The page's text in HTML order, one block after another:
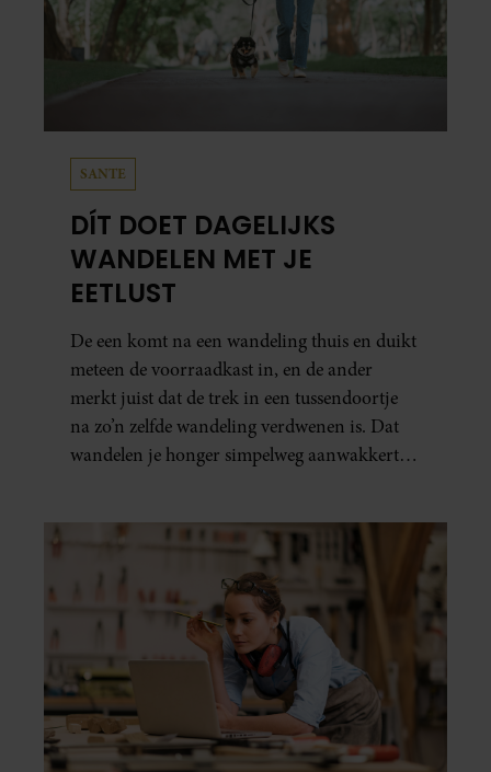
SANTE
DÍT DOET DAGELIJKS
WANDELEN MET JE
EETLUST
De een komt na een wandeling thuis en duikt
meteen de voorraadkast in, en de ander
merkt juist dat de trek in een tussendoortje
na zo’n zelfde wandeling verdwenen is. Dat
wandelen je honger simpelweg aanwakkert,